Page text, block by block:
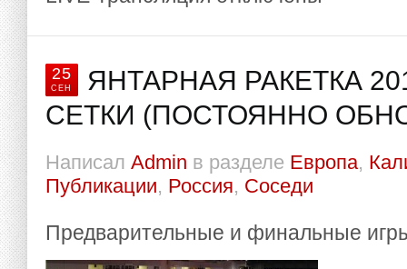
25
СЕН
ЯНТАРНАЯ РАКЕТКА
СЕТКИ (ПОСТОЯННО
Написал Admin в разделе Европа,
Публикации, Россия, Соседи
Предварительные и финальные